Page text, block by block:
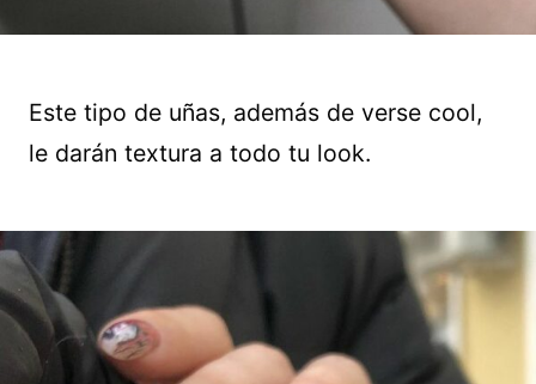
Este tipo de uñas, además de verse cool,
le darán textura a todo tu look.